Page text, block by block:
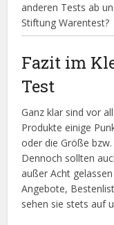
anderen Tests ab
Stiftung Warentest?
Fazit im
Test
Ganz klar sind vor
Produkte einige
oder die Größe
Dennoch sollten
außer Acht
Angebote,
sehen sie stets auf